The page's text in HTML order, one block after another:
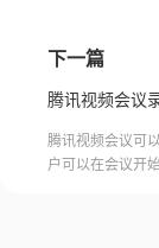
下一篇
腾讯视频会议
腾讯视频会议可
户可以在会议开